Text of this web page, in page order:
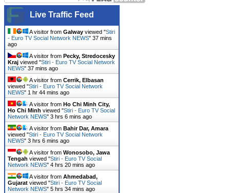
Live Traffic Feed
A visitor from Galway viewed "Stiri
- Euro TV Social Network NEWS" 37 mins
ago
A visitor from Pecky, Stredocesky
Kraj viewed "Stiri - Euro TV Social Network
NEWS" 37 mins ago
A visitor from Cerrik, Elbasan
viewed "Stiri - Euro TV Social Network
NEWS" 1 hr 44 mins ago
A visitor from Ho Chi Minh City,
Ho Chi Minh viewed "Stiri - Euro TV Social
Network NEWS" 3 hrs 6 mins ago
A visitor from Bahir Dar, Amara
viewed "Stiri - Euro TV Social Network
NEWS" 3 hrs 6 mins ago
A visitor from Wonosobo, Jawa
Tengah viewed "Stiri - Euro TV Social
Network NEWS" 4 hrs 20 mins ago
A visitor from Ahmedabad,
Gujarat viewed "Stiri - Euro TV Social
Network NEWS" 5 hrs 34 mins ago